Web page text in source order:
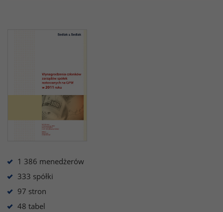
1 386 menedżerów
333 spółki
97 stron
48 tabel